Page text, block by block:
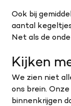
Ook bij
aantal
Net als de
Kijken
We zien niet
ons brein.
binnenkrijgen